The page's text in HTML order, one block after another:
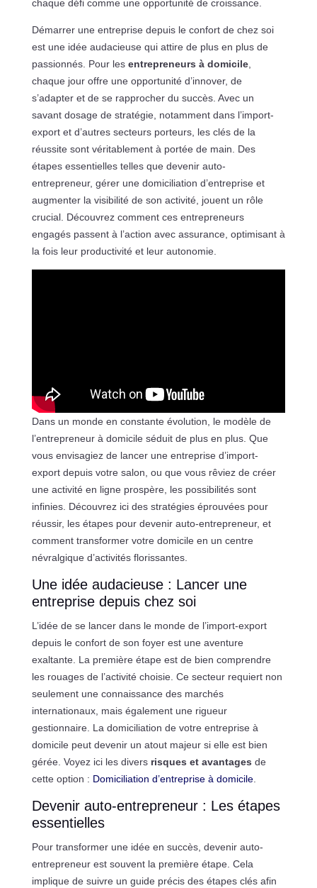
chaque défi comme une opportunité de croissance.
Démarrer une entreprise depuis le confort de chez soi
est une idée audacieuse qui attire de plus en plus de
passionnés. Pour les entrepreneurs à domicile,
chaque jour offre une opportunité d’innover, de
s’adapter et de se rapprocher du succès. Avec un
savant dosage de stratégie, notamment dans l’import-
export et d’autres secteurs porteurs, les clés de la
réussite sont véritablement à portée de main. Des
étapes essentielles telles que devenir auto-
entrepreneur, gérer une domiciliation d’entreprise et
augmenter la visibilité de son activité, jouent un rôle
crucial. Découvrez comment ces entrepreneurs
engagés passent à l’action avec assurance, optimisant à
la fois leur productivité et leur autonomie.
Dans un monde en constante évolution, le modèle de
l’entrepreneur à domicile séduit de plus en plus. Que
vous envisagiez de lancer une entreprise d’import-
export depuis votre salon, ou que vous rêviez de créer
une activité en ligne prospère, les possibilités sont
infinies. Découvrez ici des stratégies éprouvées pour
réussir, les étapes pour devenir auto-entrepreneur, et
comment transformer votre domicile en un centre
névralgique d’activités florissantes.
Une idée audacieuse : Lancer une
entreprise depuis chez soi
L’idée de se lancer dans le monde de l’import-export
depuis le confort de son foyer est une aventure
exaltante. La première étape est de bien comprendre
les rouages de l’activité choisie. Ce secteur requiert non
seulement une connaissance des marchés
internationaux, mais également une rigueur
gestionnaire. La domiciliation de votre entreprise à
domicile peut devenir un atout majeur si elle est bien
gérée. Voyez ici les divers risques et avantages de
cette option : Domiciliation d’entreprise à domicile.
Devenir auto-entrepreneur : Les étapes
essentielles
Pour transformer une idée en succès, devenir auto-
entrepreneur est souvent la première étape. Cela
implique de suivre un guide précis des étapes clés afin